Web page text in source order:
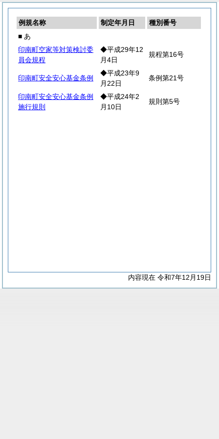
例規名称 制定年月日
種別番号
■ あ
印南町空家等対策検討委
員会規程
◆平成29年12
月4日
規程第16号
印南町安全安心基金条例
◆平成23年9
月22日
条例第21号
印南町安全安心基金条例
施行規則
◆平成24年2
月10日
規則第5号
内容現在 令和7年12月19日